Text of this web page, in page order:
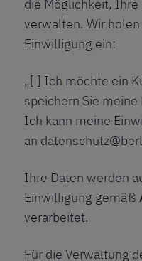
die Möglichkeit,
verwalten. Wir
Einwilligung ein:
„[ ] Ich möchte ein
speichern Sie
Ich kann meine
an
Ihre Daten werden
Einwilligung gemäß
verarbeitet.
Für die Verwaltung